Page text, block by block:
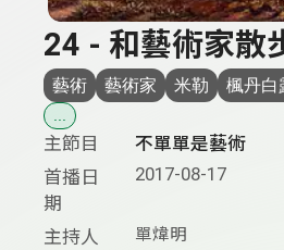
24 - 和藝術家散
藝術 藝術家 米勒 楓丹白
...
主節目
不單單是藝術
首播日
期
2017-08-17
主持人 單煒明